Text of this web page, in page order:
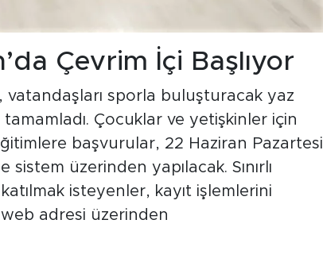
Çevrim İçi Başlıyor
vatandaşları sporla buluşturacak yaz
tamamladı. Çocuklar ve yetişkinler için
başvurular, 22 Haziran Pazartesi
üzerinden yapılacak. Sınırlı
isteyenler, kayıt işlemlerini
adresi üzerinden